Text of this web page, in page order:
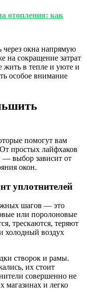
отопления: как
через окна напрямую
на сокращение затрат
жить в тепле и уюте и
особое внимание
помогут вам
простых лайфхаков
— выбор зависит от
окон.
уплотнителей
шагов — это
или поролоновые
трескаются, теряют
холодный воздух
створок и рамы.
их стоит
совершенно не
магазинах и легко